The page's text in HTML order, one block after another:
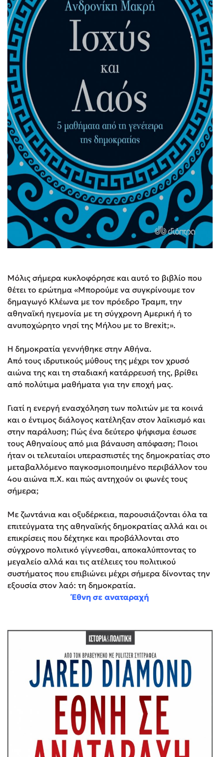
Μόλις σήμερα κυκλοφόρησε και αυτό το βιβλίο που
θέτει το ερώτημα «Μπορούμε να συγκρίνουμε τον
δημαγωγό Κλέωνα με τον πρόεδρο Τραμπ, την
αθηναϊκή ηγεμονία με τη σύγχρονη Αμερική ή το
ανυποχώρητο νησί της Μήλου με το Brexit;».
Η δημοκρατία γεννήθηκε στην Αθήνα.
Από τους ιδρυτικούς μύθους της μέχρι τον χρυσό
αιώνα της και τη σταδιακή κατάρρευσή της, βρίθει
από πολύτιμα μαθήματα για την εποχή μας.
Γιατί η ενεργή ενασχόληση των πολιτών με τα κοινά
και ο έντιμος διάλογος κατέληξαν στον λαϊκισμό και
στην παράλυση; Πώς ένα δεύτερο ψήφισμα έσωσε
τους Αθηναίους από μια βάναυση απόφαση; Ποιοι
ήταν οι τελευταίοι υπερασπιστές της δημοκρατίας στο
μεταβαλλόμενο παγκοσμιοποιη­­μένο περιβάλλον του
4ου αιώνα π.Χ. και πώς αντηχούν οι φωνές τους
σήμερα;
Με ζωντάνια και οξυδέρκεια, παρουσιάζονται όλα τα
επιτεύγματα της αθηναϊκής δημοκρατίας αλλά και οι
επικρίσεις που δέχτηκε και προβάλλονται στο
σύγχρονο πολιτικό γίγνεσθαι, αποκαλύπτοντας το
μεγαλείο αλλά και τις ατέλειες του πολιτικού
συστήματος που επιβιώνει μέχρι σήμερα δίνοντας την
εξουσία στον λαό: τη δημοκρατία.
Έθνη σε αναταραχή